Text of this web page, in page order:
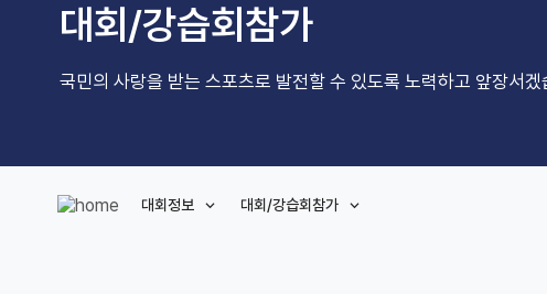
대회/강습회참가
국민의 사랑을 받는 스포츠로 발전할 수 있도록 노력하고 앞장서겠
대회정보 대회/강습회참가